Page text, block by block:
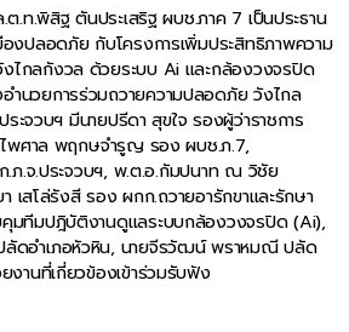
ท.พิสิฐ ตันประเสริฐ ผบช.ภาค 7 เป็นประธาน
องปลอดภัย กับโครงการเพิ่มประสิทธิภาพความ
ไกลกังวล ด้วยระบบ Ai และกล้องวงจรปิด
ำนวยการร่วมถวายความปลอดภัย วังไกล
ะจวบฯ มีนายปรีดา สุขใจ รองผู้ว่าราชการ
พศาล พฤกษจำรูญ รอง ผบช.ภ.7,
ภ.จ.ประจวบฯ, พ.ต.อ.กัมปนาท ณ วิชัย
เสโล่รังสี รอง ผกก.ถวายอารักขาและรักษา
มทีมปฎิบัติงานดูแลระบบกล้องวงจรปิด (Ai),
ดอำเภอหัวหิน, นายจีรวัฒน์ พราหมณี ปลัด
งานที่เกี่ยวข้องเข้าร่วมรับฟัง